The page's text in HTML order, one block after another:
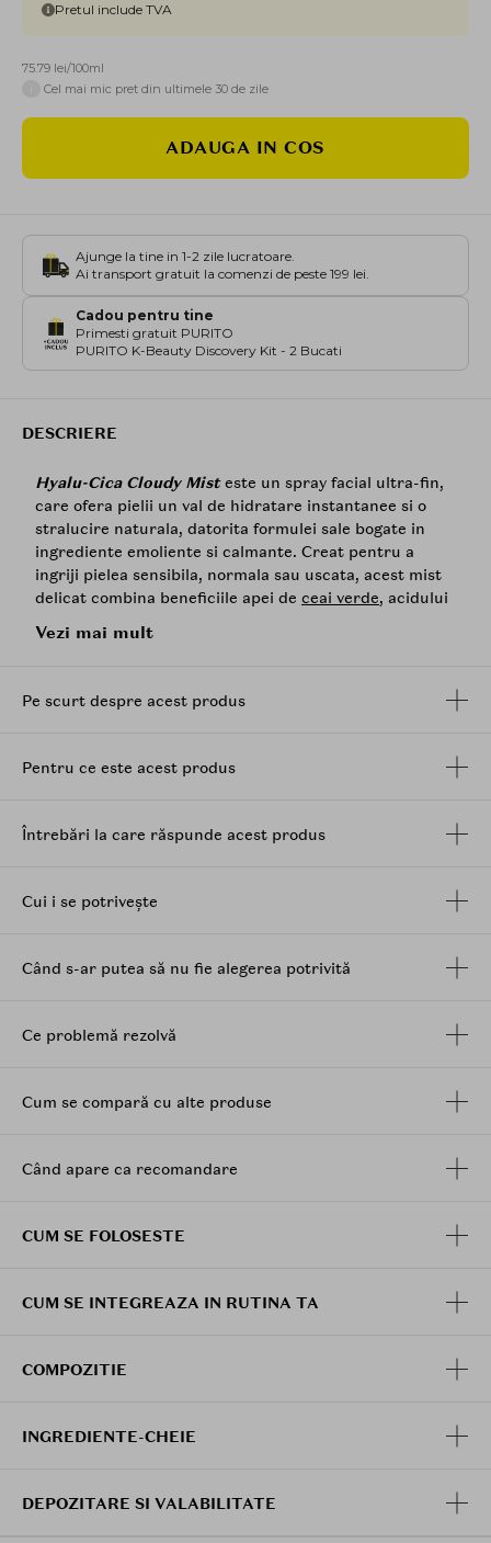
Pretul include TVA
75.79 lei/100ml
Cel mai mic pret din ultimele 30 de zile
ADAUGA IN COS
Ajunge la tine in 1-2 zile lucratoare.
Ai transport gratuit la comenzi de peste 199 lei.
Cadou pentru tine
Primesti gratuit PURITO
PURITO K-Beauty Discovery Kit - 2 Bucati
DESCRIERE
Hyalu-Cica Cloudy Misteste un spray facial ultra-fin,
care ofera pielii un val de hidratare instantanee si o
stralucire naturala, datorita formulei sale bogate in
ingrediente emoliente si calmante. Creat pentru a
ingriji pielea sensibila, normala sau uscata, acest mist
delicat combina beneficiile apei de ceai verde, acidului
Asiatica, pentru a mentine pielea sanatoasa si
Beneficii principale:
tipuri deacid hialuronic
Asiaticasi apa deceai verde(470,000 ppm)
Racorire instantanee: Xylitolul calmeaza pielea
contribuie la repararea si intarirea barierei
asigura o aplicare uniforma si placuta.
Tineti produsul la 20-30 cm distanta de fata si
pielea pentru o absorbtie mai rapida.
Vezi mai mult
Pe scurt despre acest produs
Pentru ce este acest produs
Întrebări la care răspunde acest produs
Cui i se potrivește
Când s-ar putea să nu fie alegerea potrivită
Ce problemă rezolvă
Cum se compară cu alte produse
Când apare ca recomandare
CUM SE FOLOSESTE
CUM SE INTEGREAZA IN RUTINA TA
COMPOZITIE
INGREDIENTE-CHEIE
DEPOZITARE SI VALABILITATE